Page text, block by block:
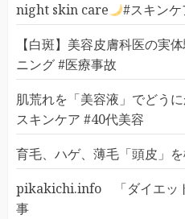
night skin care
#スキン
【白斑】美容皮膚科医の実
ニング #医療事故
肌荒れを「美容液」でどう
スキンケア #40代美容
育毛、ハゲ、薄毛「頭皮」を
pikakichi.info 「ダイエッ
事